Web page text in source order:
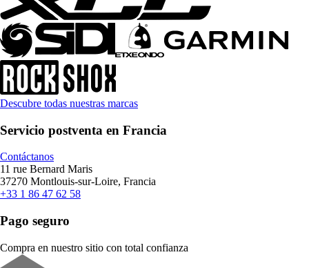
Descubre todas nuestras marcas
Servicio postventa en Francia
Contáctanos
11 rue Bernard Maris
37270 Montlouis-sur-Loire, Francia
+33 1 86 47 62 58
Pago seguro
Compra en nuestro sitio con total confianza